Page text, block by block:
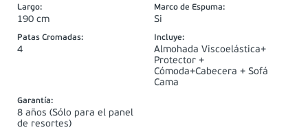
Largo:
190 cm
Marco de Espuma:
Si
Patas Cromadas:
4
Incluye:
Almohada Viscoelástica+
Protector +
Cómoda+Cabecera + Sofá
Cama
Garantía:
8 años (Sólo para el panel
de resortes)